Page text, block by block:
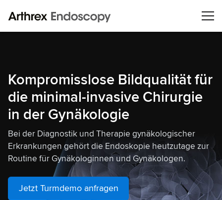
Kompromisslose Bildqualität für
die minimal-invasive Chirurgie
in der Gynäkologie
Bei der Diagnostik und Therapie gynäkologischer
Erkrankungen gehört die Endoskopie heutzutage zur
Routine für Gynäkologinnen und Gynäkologen.
Jetzt Turmdemo anfragen